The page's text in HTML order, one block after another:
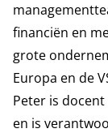
financiën en
grote
Europa en de
Peter is
en is